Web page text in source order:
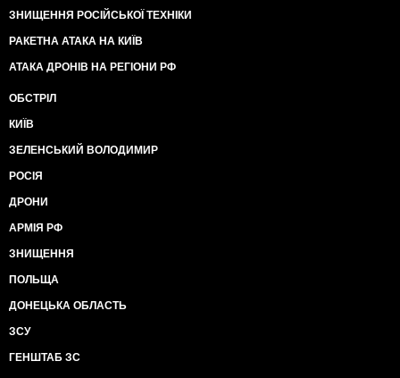
ЗНИЩЕННЯ РОСІЙСЬКОЇ ТЕХНІКИ
РАКЕТНА АТАКА НА КИЇВ
АТАКА ДРОНІВ НА РЕГІОНИ РФ
ОБСТРІЛ
КИЇВ
ЗЕЛЕНСЬКИЙ ВОЛОДИМИР
РОСІЯ
ДРОНИ
АРМІЯ РФ
ЗНИЩЕННЯ
ПОЛЬЩА
ДОНЕЦЬКА ОБЛАСТЬ
ЗСУ
ГЕНШТАБ ЗС